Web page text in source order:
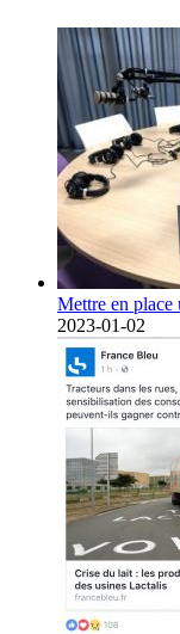
Mettre en place
2023-01-02